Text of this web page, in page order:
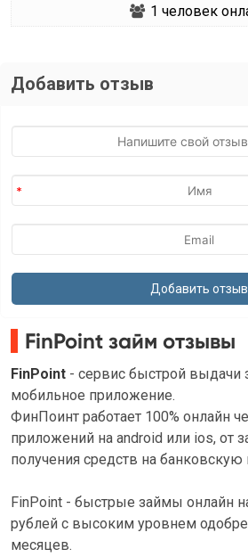
1 человек
Добавить отзыв
FinPoint займ отзывы
FinPoint - сервис быстрой выдачи
мобильное приложение.
ФинПоинт работает 100% онлайн
приложений на android или ios, от
получения средств на банковскую
FinPoint - быстрые займы онлайн
рублей с высоким уровнем
месяцев.